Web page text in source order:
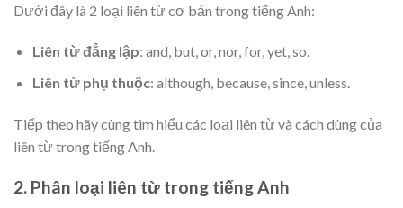
Dưới đây là 2 loại liên từ cơ bản trong tiếng Anh:
Liên từ đẳng lập: and, but, or, nor, for, yet, so.
Liên từ phụ thuộc: although, because, since, unless.
Tiếp theo hãy cùng tìm hiểu các loại liên từ và cách dùng của
liên từ trong tiếng Anh.
2. Phân loại liên từ trong tiếng Anh